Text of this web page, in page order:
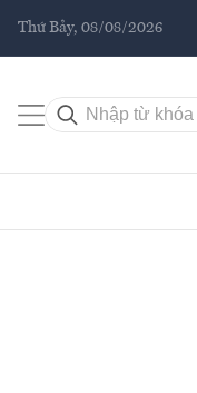
Thứ Bảy, 08/08/2026